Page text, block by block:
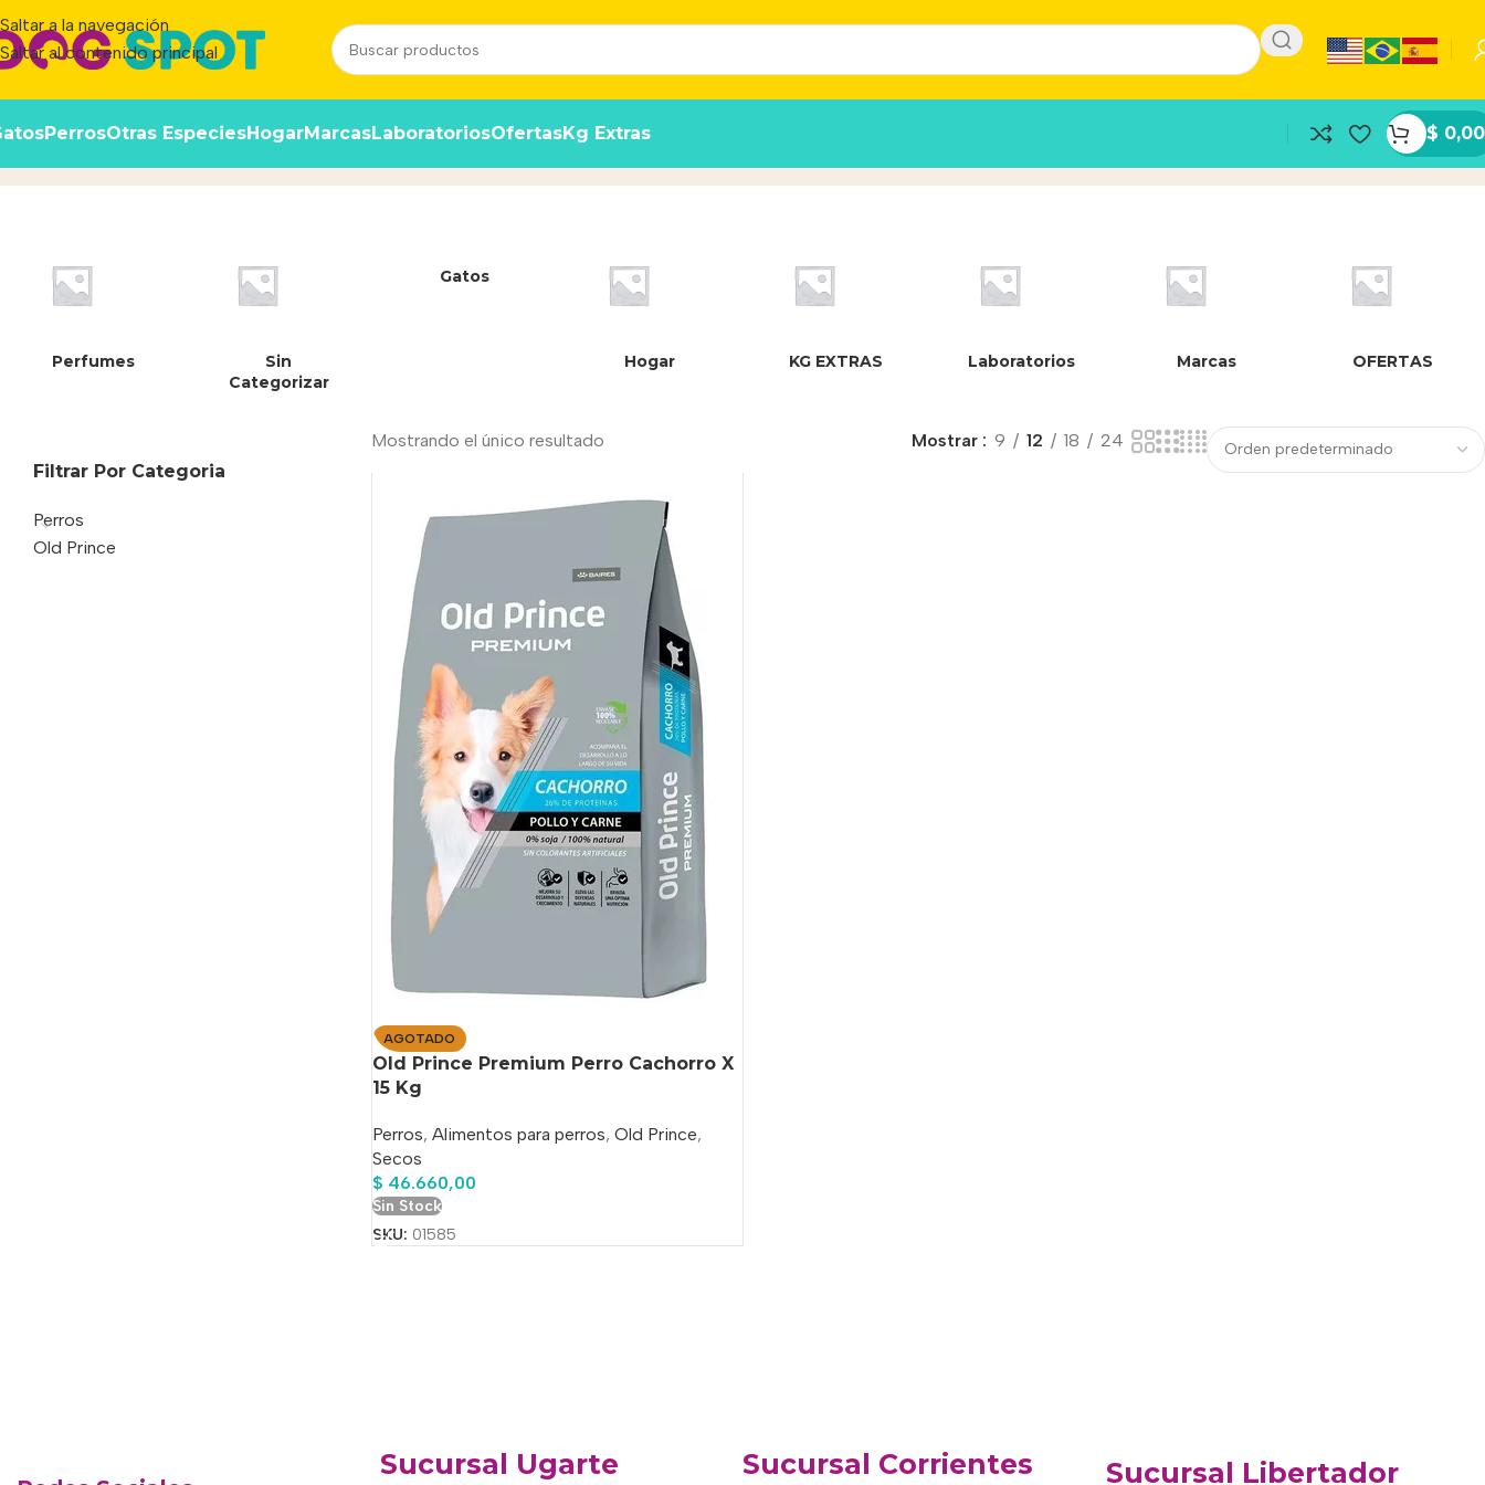
Saltar a la navegación
Saltar al contenido principal
PerrosOtras EspeciesHogarMarcasLaboratoriosOfertasKg Extras $ 0,00
7798088564783
Perfumes
Sin
Categorizar
Gatos
Hogar KG EXTRAS Laboratorios Marcas OFERTAS
Filtrar Por Categoria
Perros
Old Prince
Mostrando el único resultado Mostrar 9 12 18 24
AGOTADO
Old Prince Premium Perro Cachorro X
15 Kg
Perros, Alimentos para perros, Old Prince,
Secos
$ 46.660,00
Sin Stock
SKU: 01585
Sucursal Ugarte Sucursal Corrientes Sucursal Libertador